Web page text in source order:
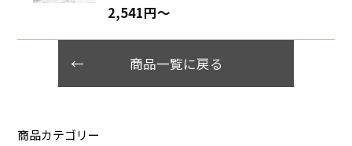
2,541円〜
商品一覧に戻る
商品カテゴリー